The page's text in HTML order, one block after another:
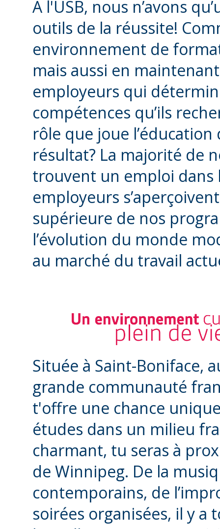
À l'USB, nous n’avons
outils de la réussite!
environnement de
mais aussi en
employeurs qui
compétences qu’ils
rôle que joue
résultat? La majorité de
trouvent un emploi dans
employeurs
supérieure de nos
l’évolution du monde
au marché du travail
Située à Saint-Boniface,
grande communauté
t'offre une chance
études dans un milieu
charmant, tu seras à
de Winnipeg. De la
contemporains, de
soirées organisées, il y